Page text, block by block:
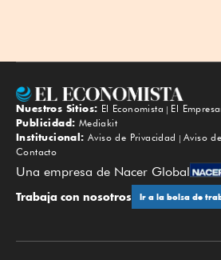
Nuestros Sitios: El Economista El
Publicidad: Mediakit
Institucional: Aviso de Privacidad
Aviso
Contacto
Una empresa de Nacer Global
Trabaja con nosotros Ir a la bolsa de